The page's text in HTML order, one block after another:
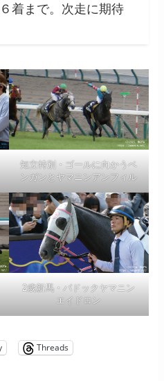
着まで。次走に期待
知立特別・ゴールに向かうベ
ンガンとヤマニンアンフィル
2歳新馬・パドックヤマニン
エイドロン
Threads